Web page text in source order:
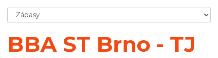
BBA ST Brno - TJ